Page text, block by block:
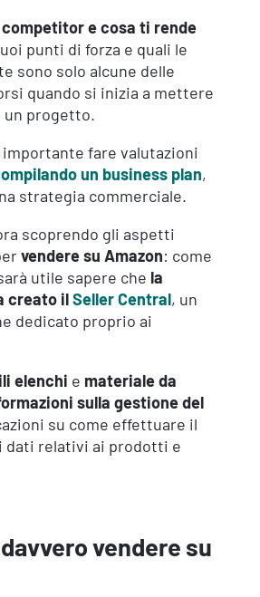
e cosa ti rende
punti di forza e quali le
sono solo alcune delle
quando si inizia a mettere
un progetto.
fare valutazioni
un business plan,
strategia commerciale.
scoprendo gli aspetti
vendere su Amazon: come
utile sapere che la
creato ilSeller Central, un
dedicato proprio ai
elenchi e materiale da
sulla gestione del
su come effettuare il
dati relativi ai prodotti e
vendere su